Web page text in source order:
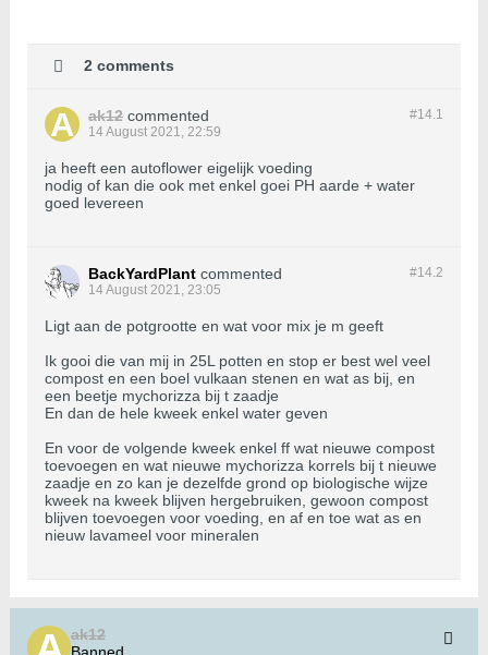
2 comments
#14.1
ak12 commented
14 August 2021, 22:59
ja heeft een autoflower eigelijk voeding
nodig of kan die ook met enkel goei PH aarde + water
goed levereen
#14.2
BackYardPlant commented
14 August 2021, 23:05
Ligt aan de potgrootte en wat voor mix je m geeft
Ik gooi die van mij in 25L potten en stop er best wel veel
compost en een boel vulkaan stenen en wat as bij, en
een beetje mychorizza bij t zaadje
En dan de hele kweek enkel water geven
En voor de volgende kweek enkel ff wat nieuwe compost
toevoegen en wat nieuwe mychorizza korrels bij t nieuwe
zaadje en zo kan je dezelfde grond op biologische wijze
kweek na kweek blijven hergebruiken, gewoon compost
blijven toevoegen voor voeding, en af en toe wat as en
nieuw lavameel voor mineralen
ak12